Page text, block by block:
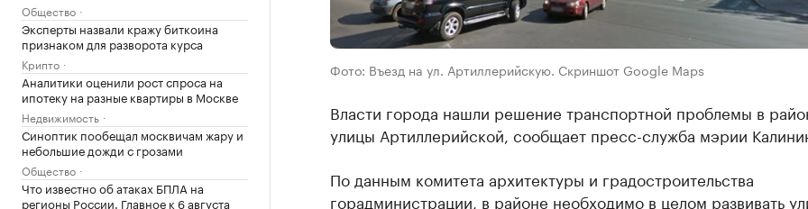
Общество
Эксперты назвали кражу биткоина
признаком для разворота курса
Крипто
Аналитики оценили рост спроса на
ипотеку на разные квартиры в Москве
Недвижимость
Синоптик пообещал москвичам жару и
небольшие дожди с грозами
Общество
Что известно об атаках БПЛА на
регионы России. Главное к 6 августа
Фото: Въезд на ул. Артиллерийскую. Скриншот Google Maps
Власти города нашли решение транспортной проблемы в
улицы Артиллерийской, сообщает пресс-служба мэрии
По данным комитета архитектуры и градостроительства
горадминистрации, в районе необходимо в целом развивать